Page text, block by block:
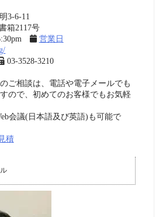
3-6-11
箱2117号
営業日
03-3528-3210
ご相談は、電話や電子メールでも
ので、初めてのお客様でもお気軽
会議(日本語及び英語)も可能で
積